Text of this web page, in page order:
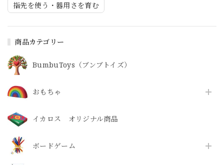
指先を使う・器用さを育む
商品カテゴリー
BumbuToys（ブンブトイズ）
おもちゃ
イカロス オリジナル商品
ボードゲーム